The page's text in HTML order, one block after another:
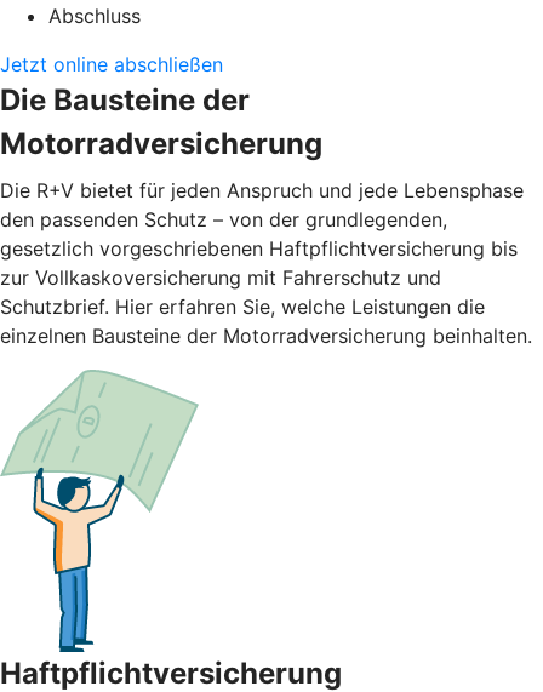
Abschluss
Jetzt online abschließen
Die Bausteine der
Motorradversicherung
Die R+V bietet für jeden Anspruch und jede Lebensphase
den passenden Schutz – von der grundlegenden,
gesetzlich vorgeschriebenen Haftpflichtversicherung bis
zur Vollkaskoversicherung mit Fahrerschutz und
Schutzbrief. Hier erfahren Sie, welche Leistungen die
einzelnen Bausteine der Motorradversicherung beinhalten.
Haftpflichtversicherung